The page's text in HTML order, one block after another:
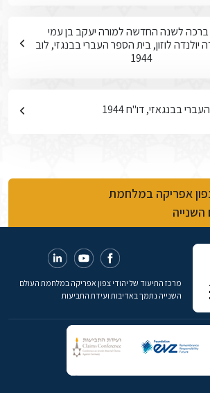
ברכה לשנה החדשה למורה יעקב בן עמי
יולנדה לוזון, בית הספר העברי בבנגזי, לוב
1944
בבנגאזי, דו"ח 1944
אפריקה במלחמת
השנייה
מרכז התיעוד של יהודי צפון אפריקה במלחמת העולם
השנייה נתמך באדיבות ועידת התביעות